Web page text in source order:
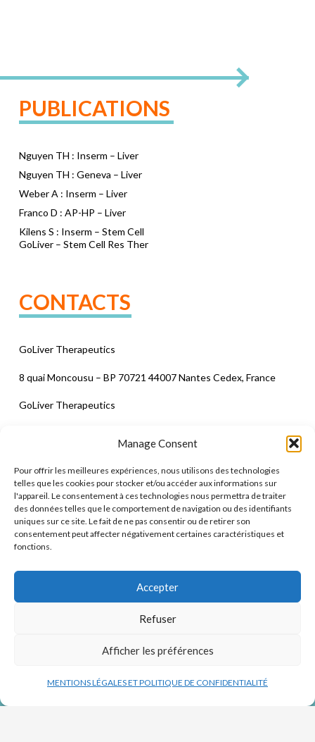
Manage Consent
Pour offrir les meilleures expériences, nous utilisons des technologies
telles que les cookies pour stocker et/ou accéder aux informations sur
l'appareil. Le consentement à ces technologies nous permettra de traiter
des données telles que le comportement de navigation ou des identifiants
uniques sur ce site. Le fait de ne pas consentir ou de retirer son
consentement peut affecter négativement certaines caractéristiques et
fonctions.
Accepter
Refuser
Afficher les préférences
MENTIONS LÉGALES ET POLITIQUE DE CONFIDENTIALITÉ
PUBLICATIONS
Nguyen TH : Inserm – Liver
Nguyen TH : Geneva – Liver
Weber A : Inserm – Liver
Franco D : AP-HP – Liver
Kilens S : Inserm – Stem Cell
GoLiver – Stem Cell Res Ther
CONTACTS
GoLiver Therapeutics
8 quai Moncousu – BP 70721 44007 Nantes Cedex, France
GoLiver Therapeutics
Cofinancement de l’Union européenne (FEDER) de 400 000€
pour développer un procédé industriel de production à l’échelle